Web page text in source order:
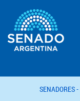
SENADORES -